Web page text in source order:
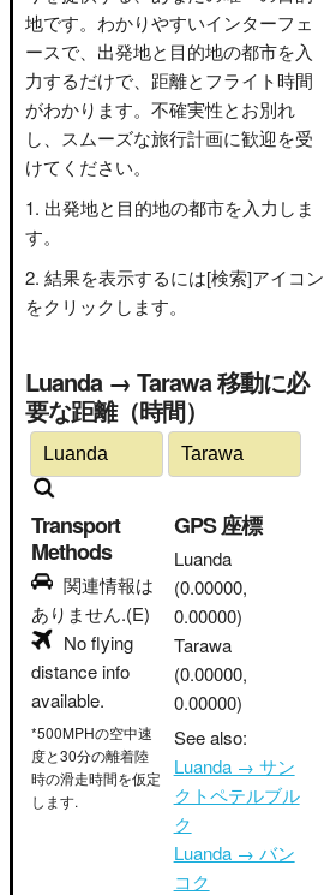
地です。わかりやすいインターフェ
ースで、出発地と目的地の都市を入
力するだけで、距離とフライト時間
がわかります。不確実性とお別れ
し、スムーズな旅行計画に歓迎を受
けてください。
出発地と目的地の都市を入力しま
す。
結果を表示するには[検索]アイコン
をクリックします。
Luanda → Tarawa 移動に必
要な距離（時間）
Transport
Methods
関連情報は
ありません.(E)
No flying
distance info
available.
*500MPHの空中速
度と30分の離着陸
時の滑走時間を仮定
します.
GPS 座標
Luanda
(0.00000,
0.00000)
Tarawa
(0.00000,
0.00000)
See also:
Luanda → サン
クトペテルブル
ク
Luanda → バン
コク